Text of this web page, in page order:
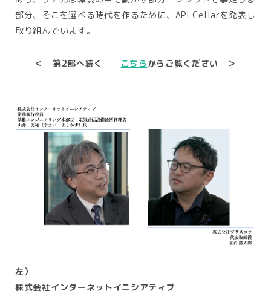
部分、そこを選べる時代を作るために、API Cellarを発表し
取り組んでいます。
＜ 第2部へ続く こちら からご覧ください ＞
左）
株式会社インターネットイニシアティブ